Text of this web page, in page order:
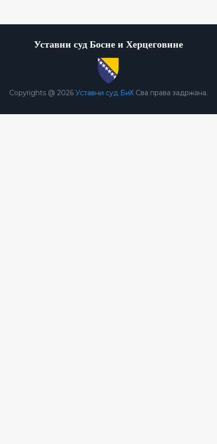
Уставни суд Босне и Херцеговине
Copyrights @ 2026 Уставни суд БиХ Сва права задржана.